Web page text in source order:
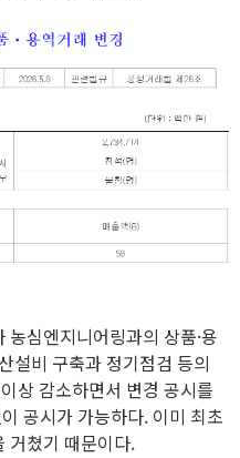
농심엔지니어링과의 상품·용
설비 구축과 정기점검 등의
상 감소하면서 변경 공시를
공시가 가능하다. 이미 최초
거쳤기 때문이다.